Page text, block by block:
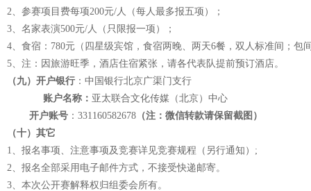
2、参赛项目费每项200元/人（每人最多报五项）；
3、名家表演500元/人（只限报一项）；
4、食宿：780元（四星级宾馆，食宿两晚、两天6餐，双人标准间；包
5、注：因旅游旺季，酒店住宿紧张，请各代表队提前预订酒店。
（九）开户银行 ：中国银行北京广渠门支行
账户名称： 亚太联合文化传媒（北京）中心
开户账号 ：331160582678 （注：微信转款请保留截图）
（十）其它
1、报名事项、注意事项及竞赛详见竞赛规程（另行通知）;
2、报名全部采用电子邮件方式，不接受快递邮寄。
3、本次公开赛解释权归组委会所有。